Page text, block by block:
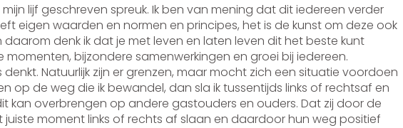
mijn lijf geschreven spreuk. Ik ben van mening dat dit iedereen verder
eigen waarden en normen en principes, het is de kunst om deze ook
denk ik dat je met leven en laten leven dit het beste kunt
momenten, bijzondere samenwerkingen en groei bij iedereen.
Natuurlijk zijn er grenzen, maar mocht zich een situatie voordoen
op de weg die ik bewandel, dan sla ik tussentijds links of rechtsaf en
kan overbrengen op andere gastouders en ouders. Dat zij door de
moment links of rechts af slaan en daardoor hun weg positief